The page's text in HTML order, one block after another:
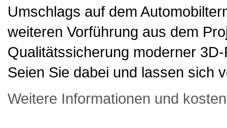
Umschlags auf dem
weiteren Vorführung aus dem
Qualitätssicherung moderner
Seien Sie dabei und lassen sich
Weitere Informationen und